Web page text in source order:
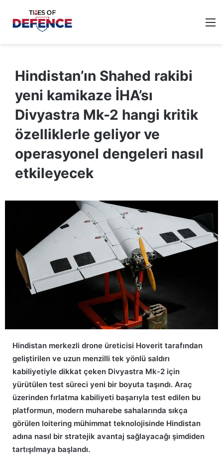
Hindistan’ın Shahed rakibi
yeni kamikaze İHA’sı
Divyastra Mk-2 hangi kritik
özelliklerle geliyor ve
operasyonel dengeleri nasıl
etkileyecek
Hindistan merkezli drone üreticisi Hoverit tarafından
geliştirilen ve uzun menzilli tek yönlü saldırı
kabiliyetiyle dikkat çeken Divyastra Mk-2 için
yürütülen test süreci yeni bir boyuta taşındı. Araç
üzerinden fırlatma kabiliyeti başarıyla test edilen bu
platformun, modern muharebe sahalarında sıkça
görülen loitering mühimmat teknolojisinde Hindistan
adına nasıl bir stratejik avantaj sağlayacağı şimdiden
tartışılmaya başlandı.